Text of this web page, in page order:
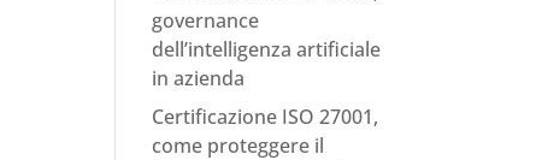
governance
dell’intelligenza artificiale
in azienda
Certificazione ISO 27001,
come proteggere il